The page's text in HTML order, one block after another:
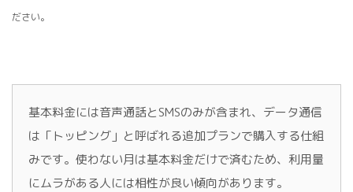
ださい。
基本料金には音声通話とSMSのみが含まれ、データ通信
は「トッピング」と呼ばれる追加プランで購入する仕組
みです。使わない月は基本料金だけで済むため、利用量
にムラがある人には相性が良い傾向があります。